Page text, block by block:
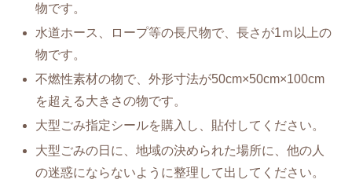
物です。
水道ホース、ロープ等の長尺物で、長さが1ｍ以上の
物です。
不燃性素材の物で、外形寸法が50cm×50cm×100cm
を超える大きさの物です。
大型ごみ指定シールを購入し、貼付してください。
大型ごみの日に、地域の決められた場所に、他の人
の迷惑にならないように整理して出してください。